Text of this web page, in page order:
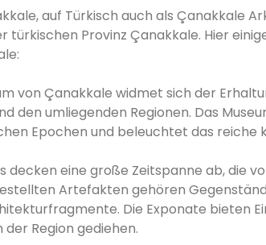
auf Türkisch auch als Çanakkale
türkischen Provinz Çanakkale. Hier
von Çanakkale widmet sich der
den umliegenden Regionen. Das
Epochen und beleuchtet das reiche
decken eine große Zeitspanne ab, die
Artefakten gehören
Die Exponate bieten
Region gediehen.